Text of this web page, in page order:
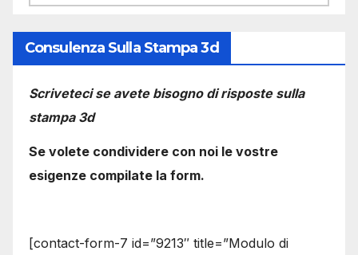
Consulenza Sulla Stampa 3d
Scriveteci se avete bisogno di risposte sulla
stampa 3d
Se volete condividere con noi le vostre
esigenze compilate la form.
[contact-form-7 id=”9213″ title=”Modulo di